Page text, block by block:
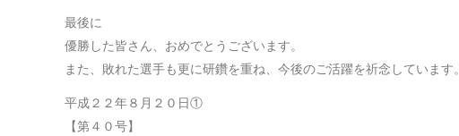
最後に
優勝した皆さん、おめでとうございます。
また、敗れた選手も更に研鑽を重ね、今後のご活躍を祈念しています。
平成２２年８月２０日①
【第４０号】